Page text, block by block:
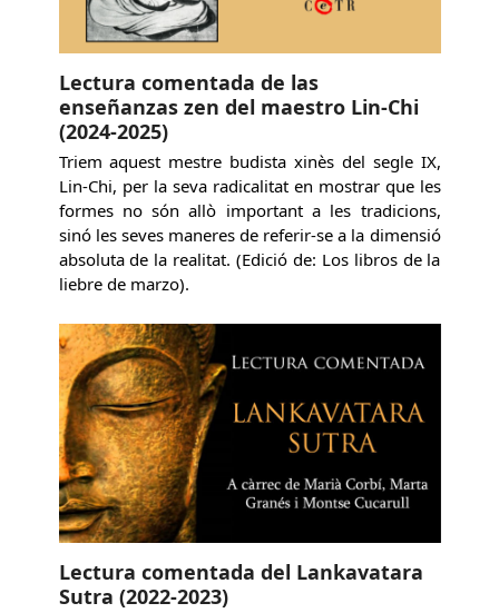
Lectura comentada de las
enseñanzas zen del maestro Lin-Chi
(2024-2025)
Triem aquest mestre budista xinès del segle IX,
Lin-Chi, per la seva radicalitat en mostrar que les
formes no són allò important a les tradicions,
sinó les seves maneres de referir-se a la dimensió
absoluta de la realitat. (Edició de: Los libros de la
liebre de marzo).
Lectura comentada del Lankavatara
Sutra (2022-2023)